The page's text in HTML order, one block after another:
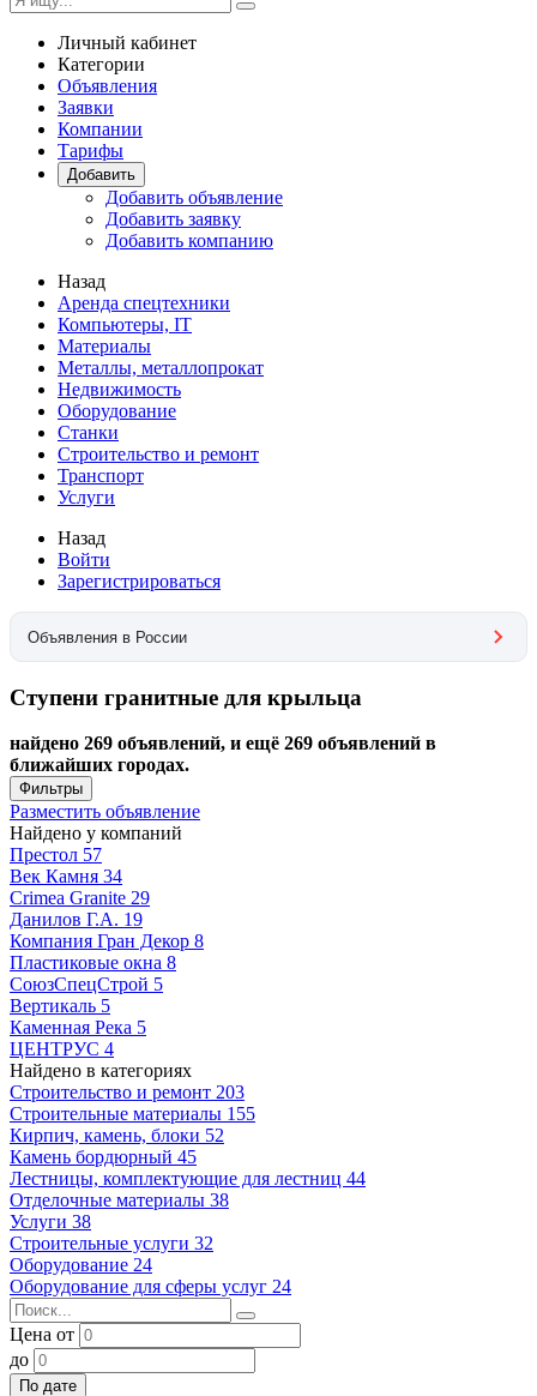
Личный кабинет
Категории
Объявления
Заявки
Компании
Тарифы
Добавить
Добавить объявление
Добавить заявку
Добавить компанию
Назад
Аренда спецтехники
Компьютеры, IT
Материалы
Металлы, металлопрокат
Недвижимость
Оборудование
Станки
Строительство и ремонт
Транспорт
Услуги
Назад
Войти
Зарегистрироваться
Объявления в России
Ступени гранитные для крыльца
найдено 269 объявлений, и ещё 269 объявлений в
ближайших городах.
Фильтры
Разместить объявление
Найдено у компаний
Престол 57
Век Камня 34
Crimea Granite 29
Данилов Г.А. 19
Компания Гран Декор 8
Пластиковые окна 8
СоюзСпецСтрой 5
Вертикаль 5
Каменная Река 5
ЦЕНТРУС 4
Найдено в категориях
Строительство и ремонт 203
Строительные материалы 155
Кирпич, камень, блоки 52
Камень бордюрный 45
Лестницы, комплектующие для лестниц 44
Отделочные материалы 38
Услуги 38
Строительные услуги 32
Оборудование 24
Оборудование для сферы услуг 24
Цена от
до
По дате